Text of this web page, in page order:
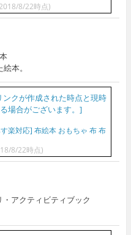
8/22時点)
本。
楽対応] 布絵本 おもちゃ 布 布
8/22時点)
・アクティビティブック